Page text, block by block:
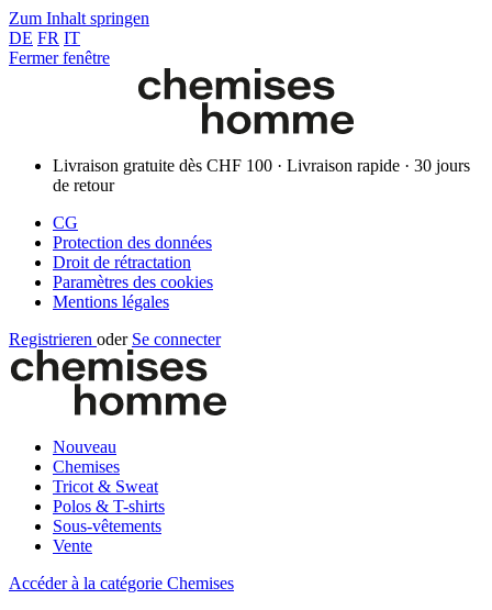
Zum Inhalt springen
DE FR IT
Fermer fenêtre
Livraison gratuite dès CHF 100 · Livraison rapide · 30 jours
de retour
CG
Protection des données
Droit de rétractation
Paramètres des cookies
Mentions légales
Registrieren oder Se connecter
Nouveau
Chemises
Tricot & Sweat
Polos & T-shirts
Sous-vêtements
Vente
Accéder à la catégorie Chemises